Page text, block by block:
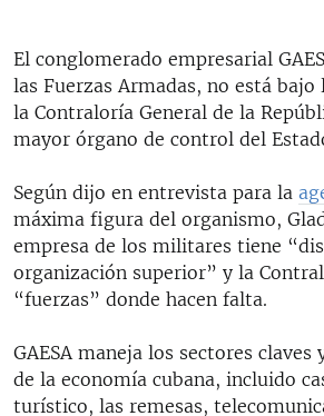
El conglomerado empresarial
las Fuerzas Armadas, no está bajo
la Contraloría General de la
mayor órgano de control del
Según dijo en entrevista para la
máxima figura del organismo,
empresa de los militares tiene
organización superior” y la
“fuerzas” donde hacen falta.
GAESA maneja los sectores
de la economía cubana, incluido
turístico, las remesas,